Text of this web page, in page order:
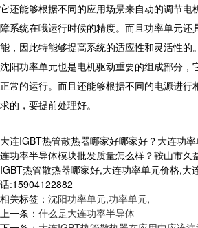
它还能够根据不同的应用场景来自动的调节电
障系统在哦运行时候的精度。而且功率单元还
能，因此特能够提高系统的适应性和灵活性的。
沈阳功率单元也是电机驱动重要的组成部分，
正常的运行。而且还能够根据不同的电源进行
求的，要提前处理好。
大连IGBT热管散热器哪家好哪家好？大连功
连功率半导体模块批发质量怎么样？鞍山市久
IGBT热管散热器哪家好,大连功率单元价格,大
话:15904122882
相关标签： 沈阳功率单元,功率单元,
上一条： 什么是大连功率半导体